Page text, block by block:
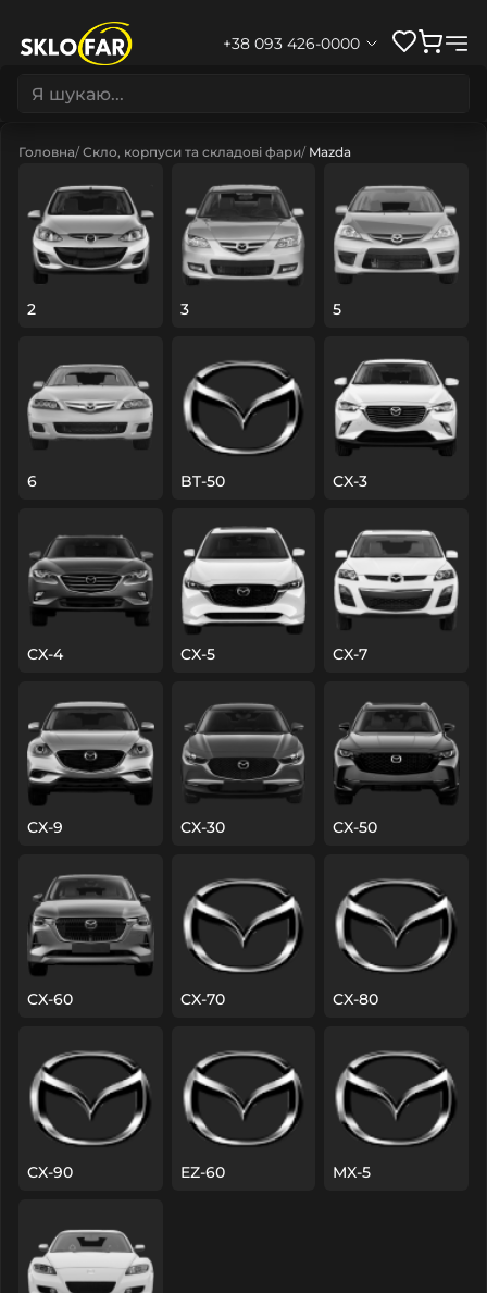
+38 093 426-0000
Головна Скло, корпуси та складові фари Mazda
2 3 5
6 BT-50 CX-3
CX-4 CX-5 CX-7
CX-9 CX-30 CX-50
CX-60 CX-70 CX-80
CX-90 EZ-60 MX-5